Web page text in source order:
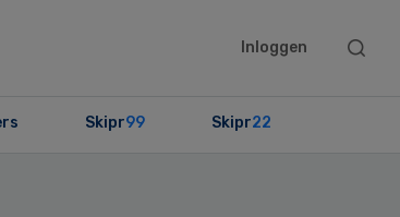
Inloggen
Search
Skipr99 Skipr22